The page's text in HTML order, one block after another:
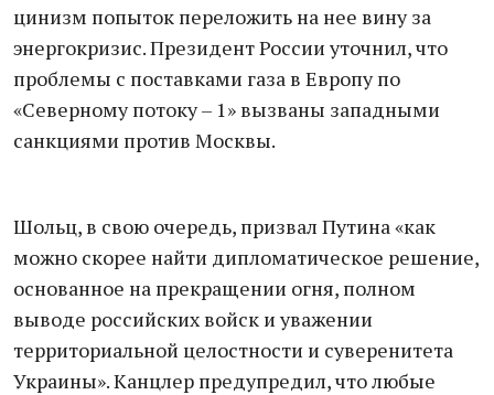
цинизм попыток переложить на нее вину за
энергокризис. Президент России уточнил, что
проблемы с поставками газа в Европу по
«Северному потоку – 1» вызваны западными
санкциями против Москвы.
Шольц, в свою очередь, призвал Путина «как
можно скорее найти дипломатическое решение,
основанное на прекращении огня, полном
выводе российских войск и уважении
территориальной целостности и суверенитета
Украины». Канцлер предупредил, что любые